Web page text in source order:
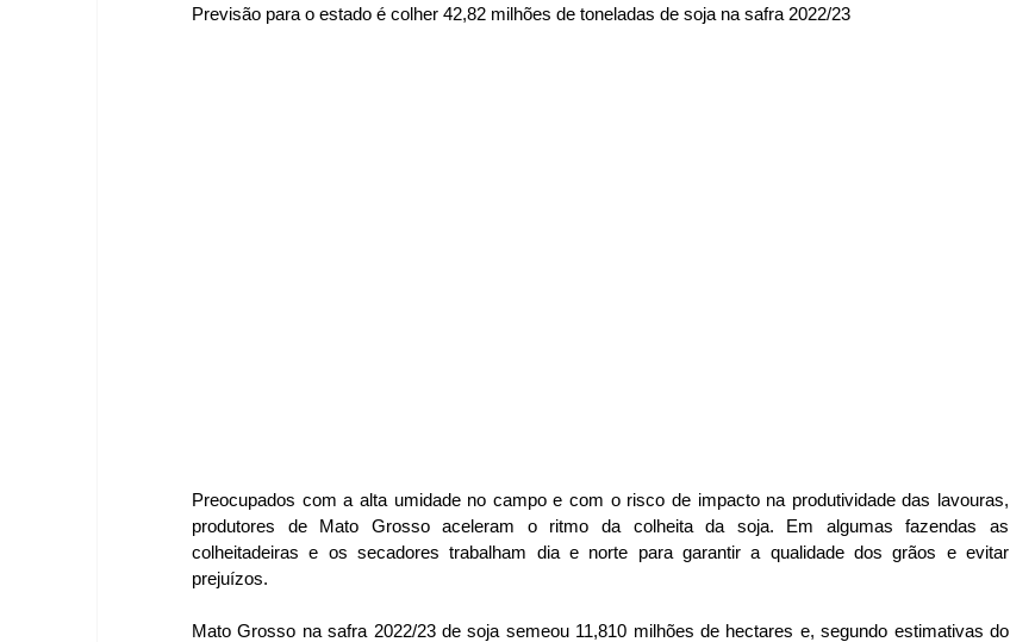
Previsão para o estado é colher 42,82 milhões de toneladas de soja na safra 2022/23
Preocupados com a alta umidade no campo e com o risco de impacto na produtividade das lavouras,
produtores de Mato Grosso aceleram o ritmo da colheita da soja. Em algumas fazendas as
colheitadeiras e os secadores trabalham dia e norte para garantir a qualidade dos grãos e evitar
prejuízos.
Mato Grosso na safra 2022/23 de soja semeou 11,810 milhões de hectares e, segundo estimativas do